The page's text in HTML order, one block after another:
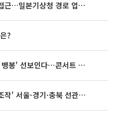
태풍 '돌핀' 오키나와 접근…일본기상청 경로 업데이트
?
빅뱅, 20주년 기념 '새 뱅봉' 선보인다⋯콘서트 앞두고 팝업 개최
경기·충북 선관위 등 추가 압수수색